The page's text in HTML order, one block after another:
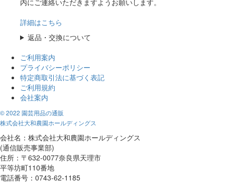
詳細はこちら
返品・交換について
ご利用案内
プライバシーポリシー
特定商取引法に基づく表記
ご利用規約
会社案内
© 2022 園芸用品の通販
株式会社大和農園ホールディングス
会社名：株式会社大和農園ホールディングス
(通信販売事業部)
住所：〒632-0077奈良県天理市
平等坊町110番地
電話番号：0743-62-1185